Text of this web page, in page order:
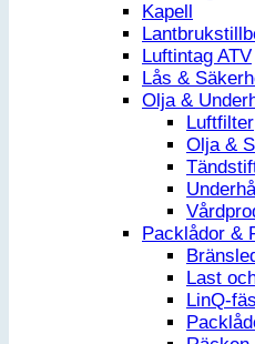
Kapell
Luftintag ATV
Lås &
Olja &
Luftfilter
Olja &
Packlådor &
Last
LinQ-